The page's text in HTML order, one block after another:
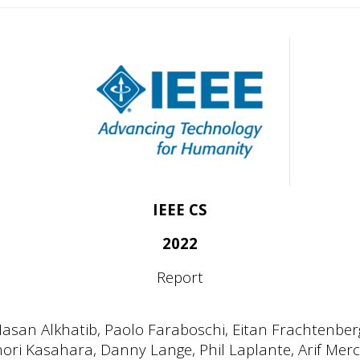
IEEE CS
2022
Report
Alkhatib, Paolo Faraboschi, Eitan
Kasahara, Danny Lange, Phil Laplante, Arif